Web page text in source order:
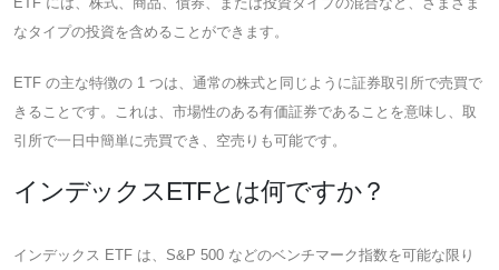
なタイプの投資を含めることができます。
ETF の主な特徴の 1 つは、通常の株式と同じように証券取引所で売買で
きることです。これは、市場性のある有価証券であることを意味し、取
引所で一日中簡単に売買でき、空売りも可能です。
インデックスETFとは何ですか？
インデックス ETF は、S&P 500 などのベンチマーク指数を可能な限り